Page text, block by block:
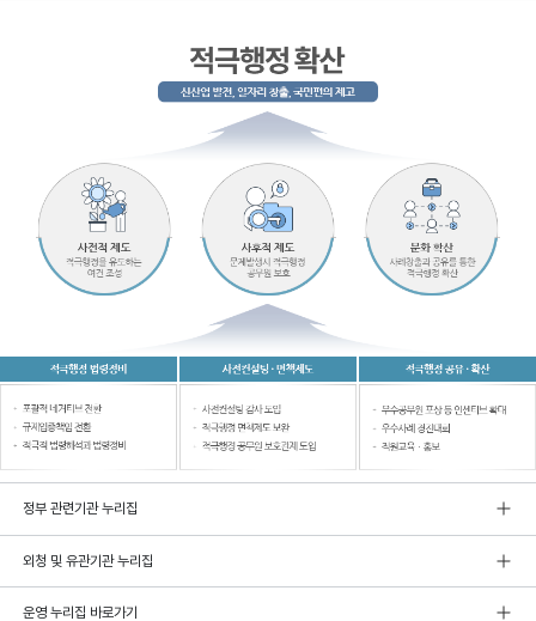
정부 관련기관 누리집
외청 및 유관기관 누리집
운영 누리집 바로가기